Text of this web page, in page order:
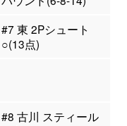
#7 東 2Pシュート
○(13点)
#8 古川 スティール